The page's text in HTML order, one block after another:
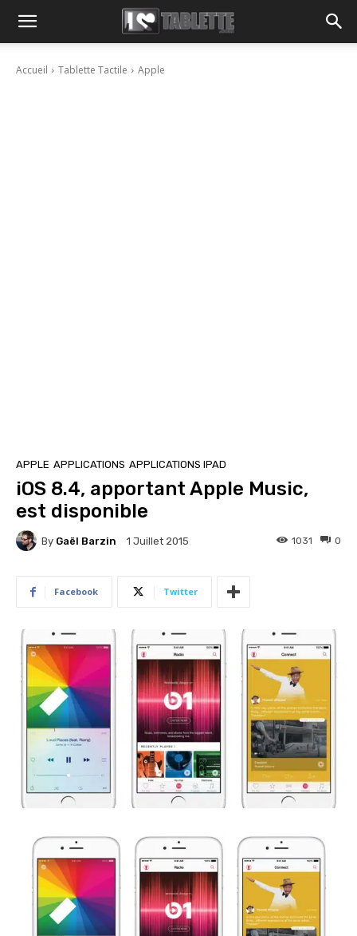
Accueil Tablette Tactile Apple
APPLE APPLICATIONS APPLICATIONS IPAD
iOS 8.4, apportant Apple Music,
est disponible
By Gaël Barzin 1 Juillet 2015 0
1031
Facebook Twitter